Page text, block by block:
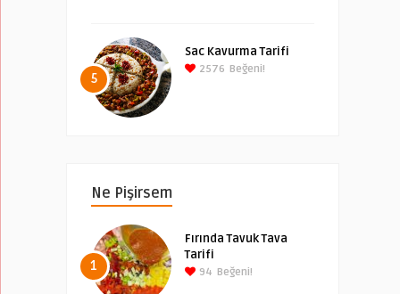
5
Sac Kavurma Tarifi
2576 Beğeni!
Ne Pişirsem
1
Fırında Tavuk Tava
Tarifi
94 Beğeni!